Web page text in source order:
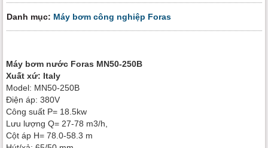
Danh mục: Máy bơm công nghiệp Foras
Máy bơm nước Foras MN50-250B
Xuất xứ: Italy
Model: MN50-250B
Điện áp: 380V
Công suất P= 18.5kw
Lưu lượng Q= 27-78 m3/h,
Cột áp H= 78.0-58.3 m